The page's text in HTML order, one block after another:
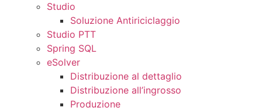
Studio
Soluzione Antiriciclaggio
Studio PTT
Spring SQL
eSolver
Distribuzione al dettaglio
Distribuzione all’ingrosso
Produzione